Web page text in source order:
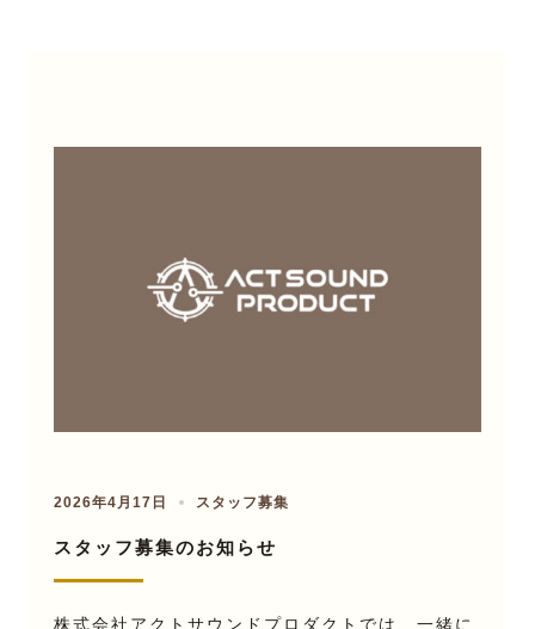
2026年4月17日 スタッフ募集
スタッフ募集のお知らせ
株式会社アクトサウンドプロダクトでは、一緒に